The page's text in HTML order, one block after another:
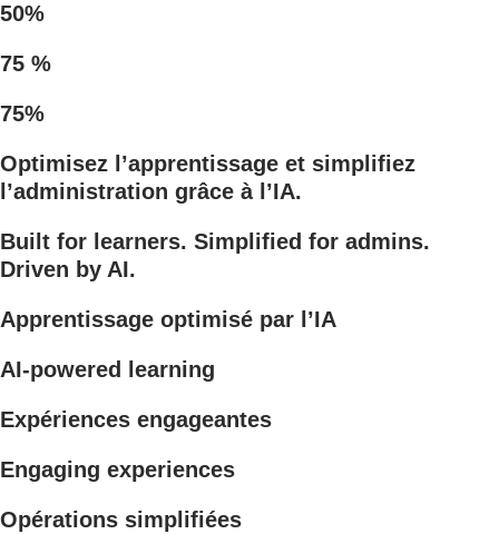
50%
75 %
75%
Optimisez l’apprentissage et simplifiez
l’administration grâce à l’IA.
Built for learners. Simplified for admins.
Driven by AI.
Apprentissage optimisé par l’IA
AI-powered learning
Expériences engageantes
Engaging experiences
Opérations simplifiées